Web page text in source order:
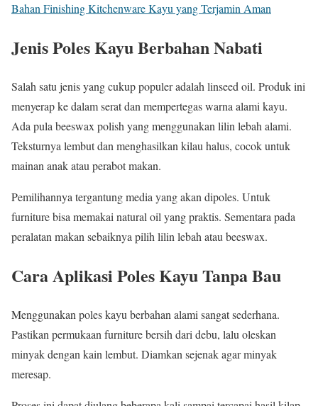
Bahan Finishing Kitchenware Kayu yang Terjamin Aman
Jenis Poles Kayu Berbahan Nabati
Salah satu jenis yang cukup populer adalah linseed oil. Produk ini
menyerap ke dalam serat dan mempertegas warna alami kayu.
Ada pula beeswax polish yang menggunakan lilin lebah alami.
Teksturnya lembut dan menghasilkan kilau halus, cocok untuk
mainan anak atau perabot makan.
Pemilihannya tergantung media yang akan dipoles. Untuk
furniture bisa memakai natural oil yang praktis. Sementara pada
peralatan makan sebaiknya pilih lilin lebah atau beeswax.
Cara Aplikasi Poles Kayu Tanpa Bau
Menggunakan poles kayu berbahan alami sangat sederhana.
Pastikan permukaan furniture bersih dari debu, lalu oleskan
minyak dengan kain lembut. Diamkan sejenak agar minyak
meresap.